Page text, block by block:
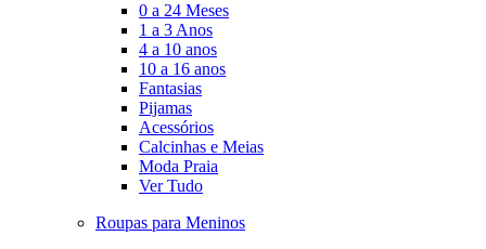
0 a 24 Meses
1 a 3 Anos
4 a 10 anos
10 a 16 anos
Fantasias
Pijamas
Acessórios
Calcinhas e Meias
Moda Praia
Ver Tudo
Roupas para Meninos